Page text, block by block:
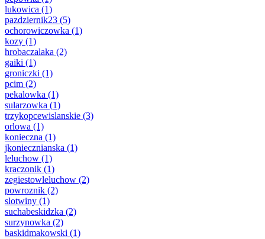
lukowica (1)
pazdziernik23 (5)
ochorowiczowka (1)
kozy (1)
hrobaczalaka (2)
gaiki (1)
groniczki (1)
pcim (2)
pekalowka (1)
sularzowka (1)
trzykopcewislanskie (3)
orlowa (1)
konieczna (1)
jkoniecznianska (1)
leluchow (1)
kraczonik (1)
zegiestowleluchow (2)
powroznik (2)
slotwiny (1)
suchabeskidzka (2)
surzynowka (2)
baskidmakowski (1)